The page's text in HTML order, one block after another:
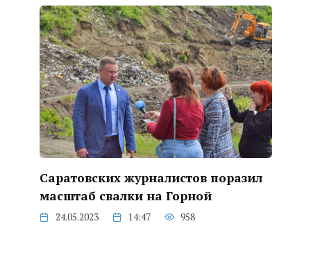
Саратовских журналистов поразил
масштаб свалки на Горной
24.05.2023 14:47 958